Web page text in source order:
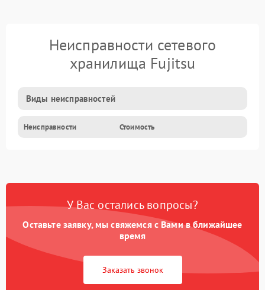
Неисправности сетевого
хранилища Fujitsu
Виды неисправностей
Неисправности Стоимость
У Вас остались вопросы?
Оставьте заявку, мы свяжемся с Вами в ближайшее
время
Заказать звонок